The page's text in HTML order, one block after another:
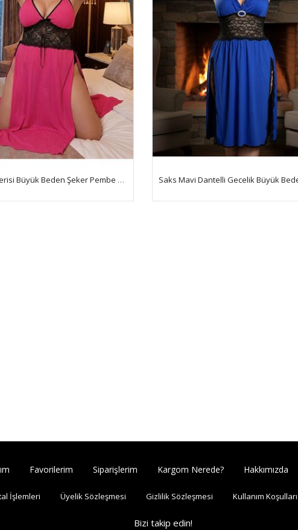
Orkide Serisi Büyük Beden Şeker Pembe Çift Yırtmaçlı Gecelik Saks Mavi Dantelli Gecelik Büyük
Favorilerim Siparişlerim Kargom Nerede? Hakkımızda
İşlemleri Üyelik Sözleşmesi Gizlilik Sözleşmesi Kullanım Koşulları
Bizi takip edin!